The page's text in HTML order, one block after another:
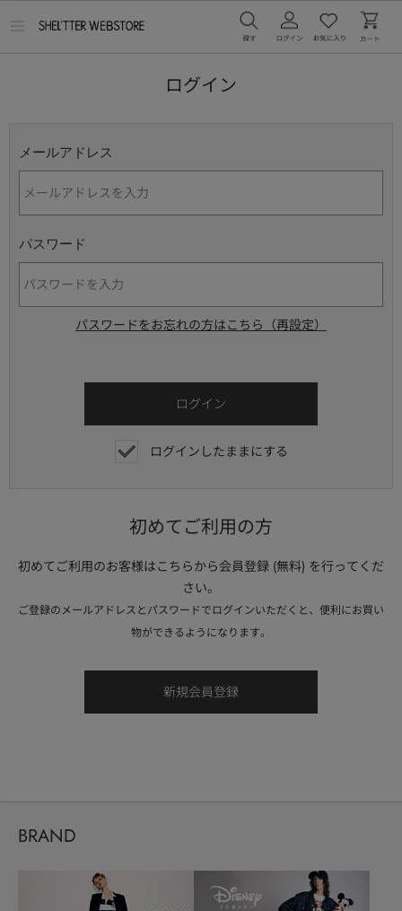
ログイン
メールアドレス
パスワード
パスワードをお忘れの方はこちら（再設定）
ログインしたままにする
初めてご利用の方
初めてご利用のお客様はこちらから会員登録 (無料) を行ってくだ
さい。
ご登録のメールアドレスとパスワードでログインいただくと、便利にお買い
物ができるようになります。
BRAND